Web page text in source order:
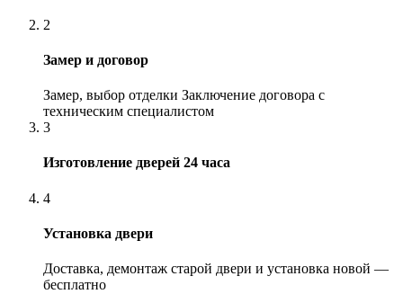
2
Замер и договор
Замер, выбор отделки Заключение договора с
техническим специалистом
3
Изготовление дверей 24 часа
4
Установка двери
Доставка, демонтаж старой двери и установка новой —
бесплатно